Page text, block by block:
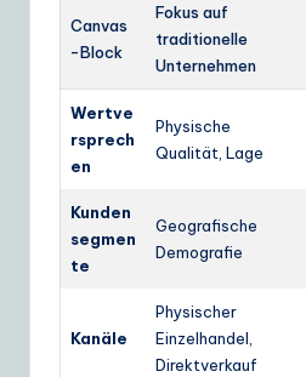
Canvas
-Block
Fokus auf
traditionelle
Unternehmen
Wertve
rsprech
en
Physische
Qualität, Lage
Kunden
segmen
te
Geografische
Demografie
Kanäle
Physischer
Einzelhandel,
Direktverkauf